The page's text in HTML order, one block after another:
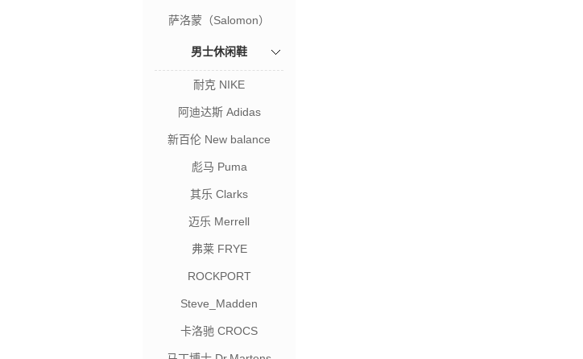
萨洛蒙（Salomon）
男士休闲鞋
耐克 NIKE
阿迪达斯 Adidas
新百伦 New balance
彪马 Puma
其乐 Clarks
迈乐 Merrell
弗莱 FRYE
ROCKPORT
Steve_Madden
卡洛驰 CROCS